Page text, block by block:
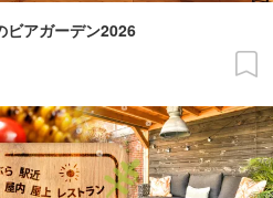
ビアガーデン2026